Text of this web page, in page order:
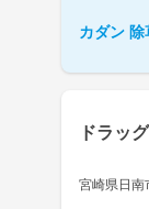
カダン
ドラッ
宮崎県日南